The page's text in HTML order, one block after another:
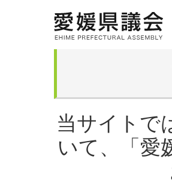
当サイトで
いて、「愛